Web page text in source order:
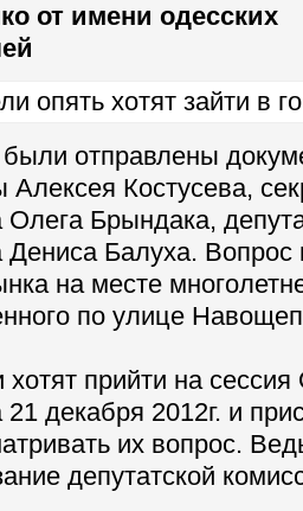
от имени одесских
были отправлены
Алексея Костусева,
Олега Брындака,
Дениса Балуха. Вопрос
на месте
по улице
прийти на сессия
21 декабря 2012г. и
их вопрос.
депутатской